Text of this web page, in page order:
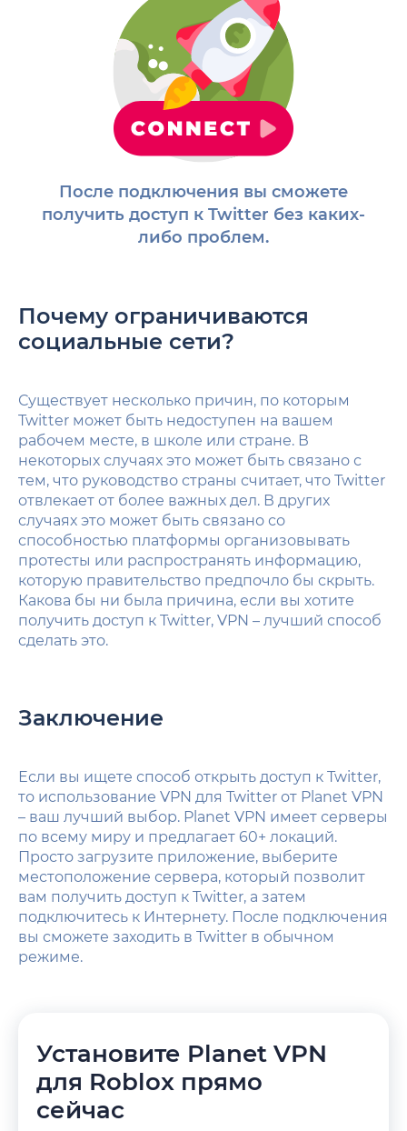
После подключения вы сможете
получить доступ к Twitter без каких-
либо проблем.
Почему ограничиваются
социальные сети?
Существует несколько причин, по которым
Twitter может быть недоступен на вашем
рабочем месте, в школе или стране. В
некоторых случаях это может быть связано с
тем, что руководство страны считает, что Twitter
отвлекает от более важных дел. В других
случаях это может быть связано со
способностью платформы организовывать
протесты или распространять информацию,
которую правительство предпочло бы скрыть.
Какова бы ни была причина, если вы хотите
получить доступ к Twitter, VPN – лучший способ
сделать это.
Заключение
Если вы ищете способ открыть доступ к Twitter,
то использование VPN для Twitter от Planet VPN
– ваш лучший выбор. Planet VPN имеет серверы
по всему миру и предлагает 60+ локаций.
Просто загрузите приложение, выберите
местоположение сервера, который позволит
вам получить доступ к Twitter, а затем
подключитесь к Интернету. После подключения
вы сможете заходить в Twitter в обычном
режиме.
Установите Planet VPN
для Roblox прямо
сейчас